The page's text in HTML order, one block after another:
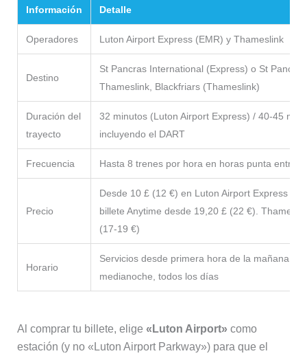
Información Detalle
Operadores Luton Airport Express (EMR) y Thameslink
Destino
St Pancras International (Express) o St
Thameslink, Blackfriars (Thameslink)
Duración del
trayecto
32 minutos (Luton Airport Express) / 40-45
incluyendo el DART
Frecuencia Hasta 8 trenes por hora en horas punta entre
Precio
Desde 10 £ (12 €) en Luton Airport Express
billete Anytime desde 19,20 £ (22 €).
(17-19 €)
Horario
Servicios desde primera hora de la mañana
medianoche, todos los días
Al comprar tu billete, elige «Luton Airport» como
estación (y no «Luton Airport Parkway») para que el